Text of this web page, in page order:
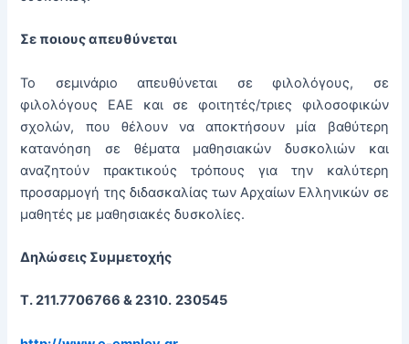
Σε ποιους απευθύνεται
Το σεμινάριο απευθύνεται σε φιλολόγους, σε
φιλολόγους ΕΑΕ και σε φοιτητές/τριες φιλοσοφικών
σχολών, που θέλουν να αποκτήσουν μία βαθύτερη
κατανόηση σε θέματα μαθησιακών δυσκολιών και
αναζητούν πρακτικούς τρόπους για την καλύτερη
προσαρμογή της διδασκαλίας των Αρχαίων Ελληνικών σε
μαθητές με μαθησιακές δυσκολίες.
Δηλώσεις Συμμετοχής
Τ. 211.7706766 & 2310. 230545